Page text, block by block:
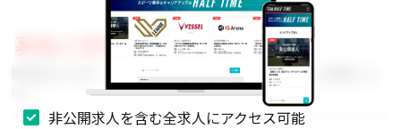
募集の背景
事業拡大に伴い、組織体制を強化するためのメンバーを募集しま
非公開求人を含む全求人にアクセス可能